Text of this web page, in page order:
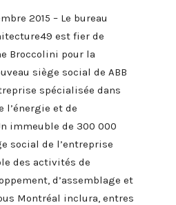
2015 – Le bureau
est fier de
Broccolini pour la
siège social de ABB
spécialisée dans
l’énergie et de
immeuble de 300 000
social de l’entreprise
des activités de
d’assemblage et
Montréal inclura, entres